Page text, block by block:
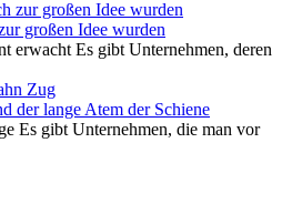
großen Idee wurden
erwacht Es gibt Unternehmen, deren
der lange Atem der Schiene
Es gibt Unternehmen, die man vor